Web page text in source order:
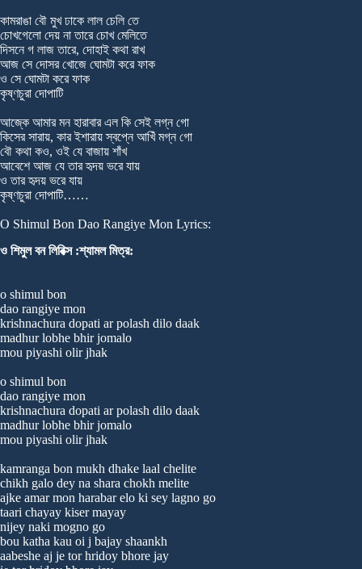
কামরাঙা বৌ মুখ ঢাকে লাল চেলি তে
চোখগেলো দেয় না তারে চোখ মেলিতে
দিসনে গ লাজ তারে, দোহাই কথা রাখ
আজ সে দোসর খোজে ঘোমটা করে ফাক
ও সে ঘোমটা করে ফাক
কৃষ্ণচুরা দোপাটি
আজ্কে আমার মন হারাবার এল কি সেই লগ্ন গো
কিসের সারায়, কার ইশারায় স্বপ্নে আখিঁ মগ্ন গো
বৌ কথা কও, ওই যে বাজায় শাঁখ
আবেশে আজ যে তার হৃদয় ভরে যায়
ও তার হৃদয় ভরে যায়
কৃষ্ণচুরা দোপাটি……
O Shimul Bon Dao Rangiye Mon Lyrics:
ও শিমুল বন লিরিক্স :শ্যামল মিত্র:
o shimul bon
dao rangiye mon
krishnachura dopati ar polash dilo daak
madhur lobhe bhir jomalo
mou piyashi olir jhak
o shimul bon
dao rangiye mon
krishnachura dopati ar polash dilo daak
madhur lobhe bhir jomalo
mou piyashi olir jhak
kamranga bon mukh dhake laal chelite
chikh galo dey na shara chokh melite
ajke amar mon harabar elo ki sey lagno go
taari chayay kiser mayay
nijey naki mogno go
bou katha kau oi j bajay shaankh
aabeshe aj je tor hridoy bhore jay